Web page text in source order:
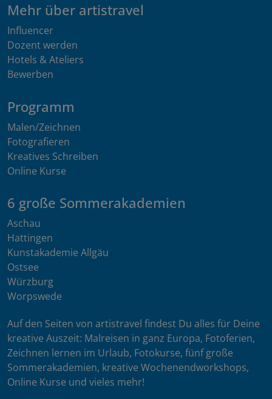
Mehr über artistravel
Influencer
Dozent werden
Hotels & Ateliers
Bewerben
Programm
Malen/Zeichnen
Fotografieren
Kreatives Schreiben
Online Kurse
6 große Sommerakademien
Aschau
Hattingen
Kunstakademie Allgäu
Ostsee
Würzburg
Worpswede
Auf den Seiten von artistravel findest Du alles für Deine
kreative Auszeit: Malreisen in ganz Europa, Fotoferien,
Zeichnen lernen im Urlaub, Fotokurse, fünf große
Sommerakademien, kreative Wochenendworkshops,
Online Kurse und vieles mehr!